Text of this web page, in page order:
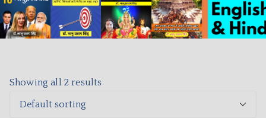
Showing all 2 results